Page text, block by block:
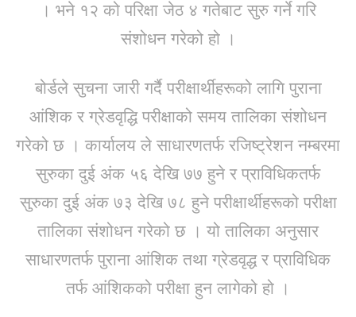
। भने १२ को परिक्षा जेठ ४ गतेबाट सुरु गर्ने गरि
संशोधन गरेको हो ।
बोर्डले सुचना जारी गर्दै परीक्षार्थीहरूको लागि पुराना
आंशिक र ग्रेडवृद्धि परीक्षाको समय तालिका संशोधन
गरेको छ । कार्यालय ले साधारणतर्फ रजिष्ट्रेशन नम्बरमा
सुरुका दुई अंक ५६ देखि ७७ हुने र प्राविधिकतर्फ
सुरुका दुई अंक ७३ देखि ७८ हुने परीक्षार्थीहरूको परीक्षा
तालिका संशोधन गरेको छ । यो तालिका अनुसार
साधारणतर्फ पुराना आंशिक तथा ग्रेडवृद्ध र प्राविधिक
तर्फ आंशिकको परीक्षा हुन लागेको हो ।